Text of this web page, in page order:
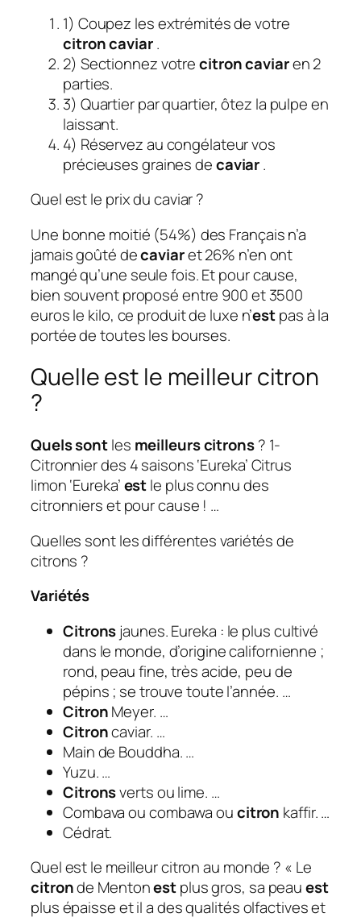
1) Coupez les extrémités de votre
citron caviar.
2) Sectionnez votrecitron caviaren 2
parties.
3) Quartier par quartier, ôtez la pulpe en
laissant.
4) Réservez au congélateur vos
précieuses graines decaviar.
Quel est le prix du caviar ?
Une bonne moitié (54%) des Français n’a
jamais goûté decaviaret 26% n’en ont
mangé qu’une seule fois. Et pour cause,
bien souvent proposé entre 900 et 3500
euros le kilo, ce produit de luxe n’estpas à la
portée de toutes les bourses.
Quelle est le meilleur citron
?
Quels sontles meilleurs citrons? 1-
Citronnier des 4 saisons ‘Eureka’ Citrus
limon ‘Eureka’estle plus connu des
citronniers et pour cause ! …
Quelles sont les différentes variétés de
citrons ?
Variétés
Citronsjaunes. Eureka : le plus cultivé
dans le monde, d’origine californienne ;
rond, peau fine, très acide, peu de
pépins ; se trouve toute l’année. …
CitronMeyer. …
Citroncaviar. …
Main de Bouddha. …
Yuzu. …
Citronsverts ou lime. …
Combava ou combawa oucitron kaffir. …
Cédrat.
Quel est le meilleur citron au monde ? « Le
citronde Mentonestplus gros, sa peauest
plus épaisse et il a des qualités olfactives et